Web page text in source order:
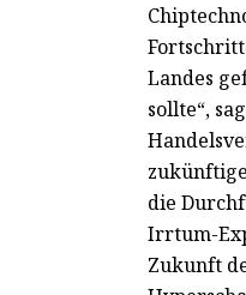
Landes
sollte“,
die
Irrtum-
Zukunft